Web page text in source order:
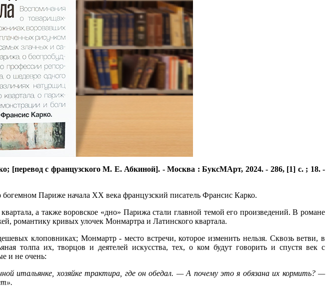
с французского М. Е. Абкиной]. - Москва : БуксМАрт, 2024. - 286, [1] с. ; 18. -
Париже начала ХХ века французский писатель Франсис Карко.
а также воровское «дно» Парижа стали главной темой его произведений. В романе
романтику кривых улочек Монмартра и Латинского квартала.
клоповниках; Монмартр - место встречи, которое изменить нельзя. Сквозь ветви, в
толпа их, творцов и деятелей искусства, тех, о ком будут говорить и спустя век с
и не очень:
итальянке, хозяйке трактира, где он обедал. — А почему это я обязана их кормить? —